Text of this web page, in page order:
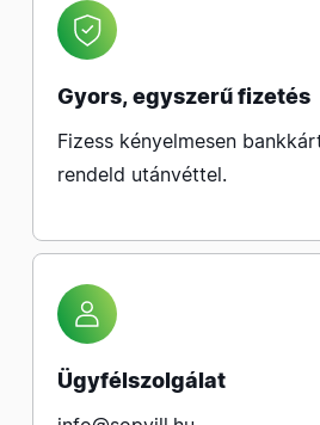
Gyors, egyszerű fizetés
Fizess kényelmesen
rendeld utánvéttel.
Ügyfélszolgálat